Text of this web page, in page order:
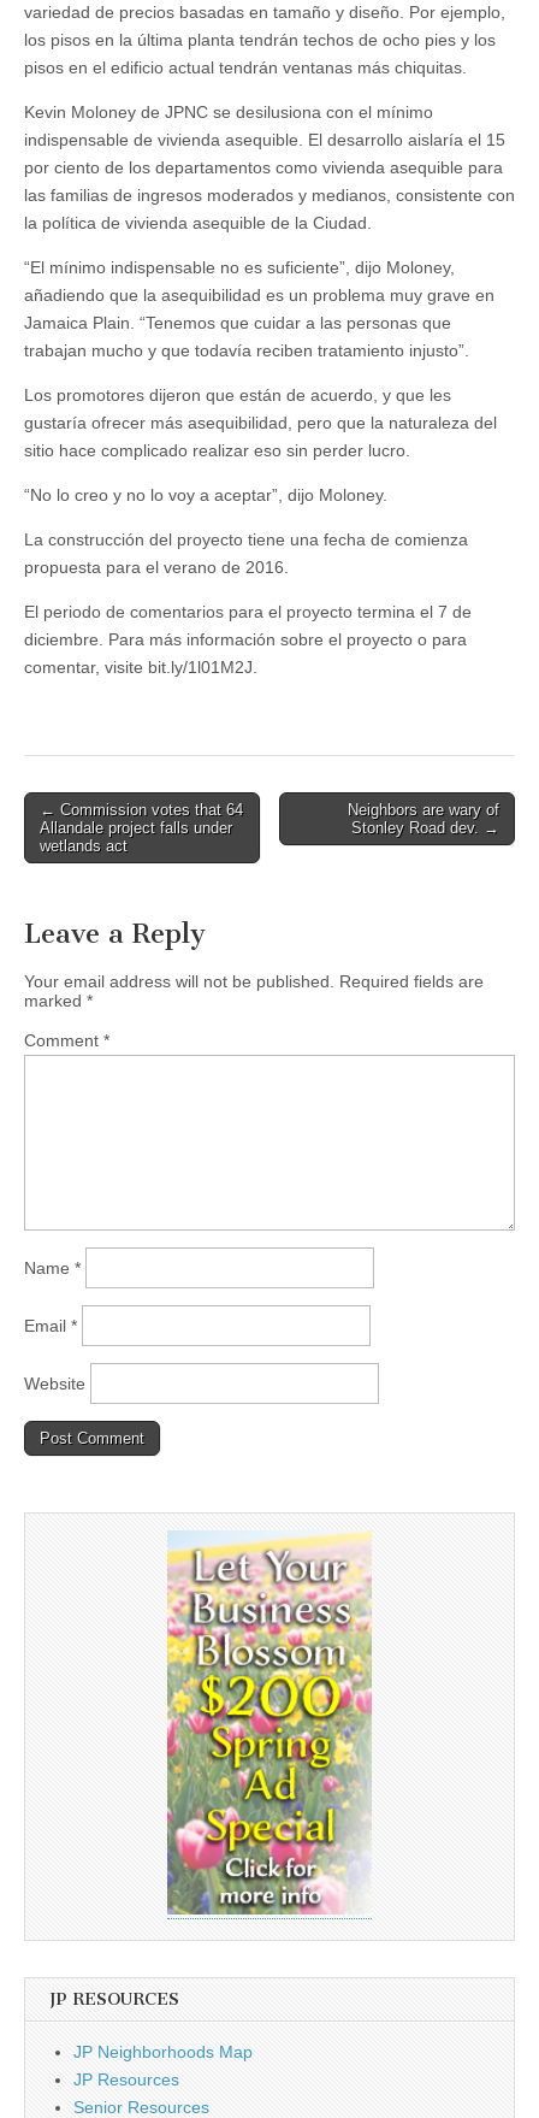
variedad de precios basadas en tamaño y diseño. Por ejemplo,
los pisos en la última planta tendrán techos de ocho pies y los
pisos en el edificio actual tendrán ventanas más chiquitas.
Kevin Moloney de JPNC se desilusiona con el mínimo
indispensable de vivienda asequible. El desarrollo aislaría el 15
por ciento de los departamentos como vivienda asequible para
las familias de ingresos moderados y medianos, consistente con
la política de vivienda asequible de la Ciudad.
“El mínimo indispensable no es suficiente”, dijo Moloney,
añadiendo que la asequibilidad es un problema muy grave en
Jamaica Plain. “Tenemos que cuidar a las personas que
trabajan mucho y que todavía reciben tratamiento injusto”.
Los promotores dijeron que están de acuerdo, y que les
gustaría ofrecer más asequibilidad, pero que la naturaleza del
sitio hace complicado realizar eso sin perder lucro.
“No lo creo y no lo voy a aceptar”, dijo Moloney.
La construcción del proyecto tiene una fecha de comienza
propuesta para el verano de 2016.
El periodo de comentarios para el proyecto termina el 7 de
diciembre. Para más información sobre el proyecto o para
comentar, visite bit.ly/1l01M2J.
Post
navigation
← Commission votes that 64
Allandale project falls under
wetlands act
Neighbors are wary of
Stonley Road dev. →
Leave a Reply
Your email address will not be published.
Required fields are
marked *
Comment *
Name *
Email *
Website
JP RESOURCES
JP Neighborhoods Map
JP Resources
Senior Resources